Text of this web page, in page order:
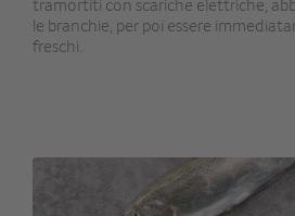
le branchie, per poi essere
freschi.